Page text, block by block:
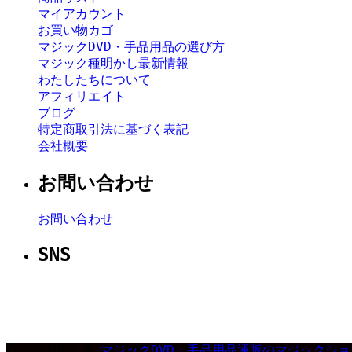
マイアカウント
お買い物カゴ
マジックDVD・手品用品の選び方
マジック種明かし最新情報
わたしたちについて
アフィリエイト
ブログ
特定商取引法に基づく表記
会社概要
お問い合わせ
お問い合わせ
SNS